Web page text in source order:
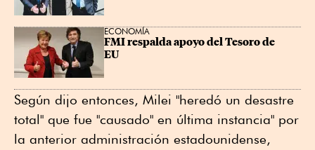
ECONOMÍA
FMI respalda apoyo del Tesoro de
EU
Según dijo entonces, Milei "heredó un desastre
total" que fue "causado" en última instancia" por
la anterior administración estadounidense,